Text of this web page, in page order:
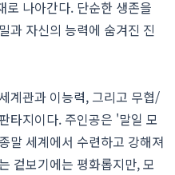
로 나아간다. 단순한 생존을
과 자신의 능력에 숨겨진 진
계관과 이능력, 그리고 무협/
타지이다. 주인공은 '말일 모
말 세계에서 수련하고 강해져
겉보기에는 평화롭지만, 모